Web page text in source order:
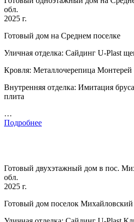
обл.
2025 г.
Готовый дом на Среднем поселке
Уличная отделка: Сайдинг U-Plast
Кровля: Металлочерепица
Внутренняя отделка: Имитация
плита
…
Подробнее
Готовый двухэтажный дом в пос.
обл.
2025 г.
Готовый дом поселок Михайловский